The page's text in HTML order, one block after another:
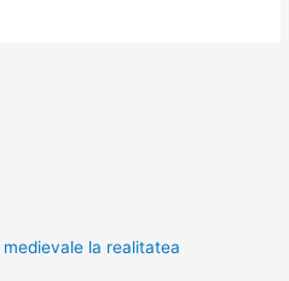
la realitatea